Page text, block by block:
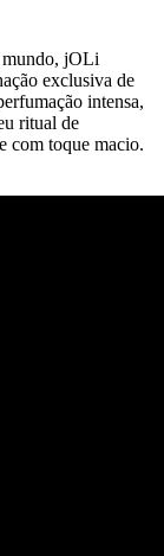
mundo, jOLi
exclusiva de
intensa,
ritual de
com toque macio.